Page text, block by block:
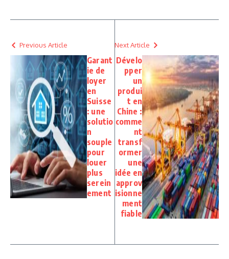
Previous Article
Garant
ie de
loyer
en
Suisse
: une
solutio
n
souple
pour
louer
plus
serein
ement
Next Article
Dévelo
pper
un
produi
t en
Chine :
comme
nt
transf
ormer
une
idée en
approv
isionne
ment
fiable